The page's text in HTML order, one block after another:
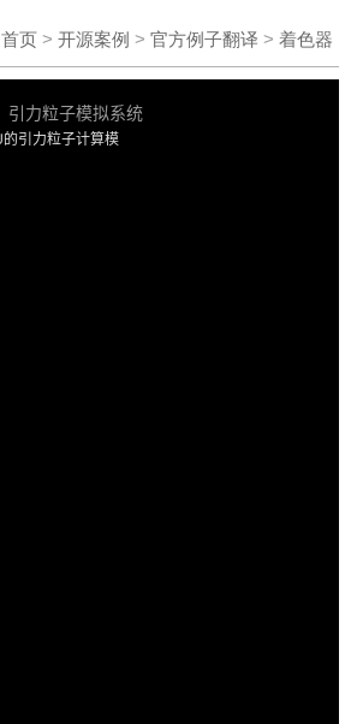
首页 > 开源案例 > 官方例子翻译 > 着色器